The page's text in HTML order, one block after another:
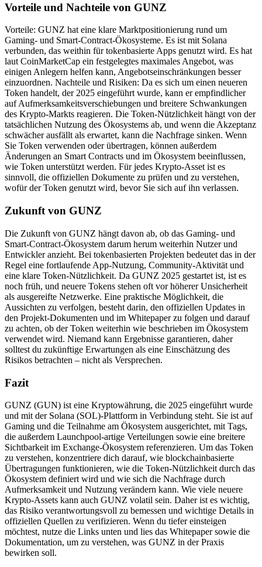
Vorteile und Nachteile von GUNZ
Vorteile: GUNZ hat eine klare Marktpositionierung rund um
Gaming- und Smart-Contract-Ökosysteme. Es ist mit Solana
verbunden, das weithin für tokenbasierte Apps genutzt wird. Es hat
laut CoinMarketCap ein festgelegtes maximales Angebot, was
einigen Anlegern helfen kann, Angebotseinschränkungen besser
einzuordnen. Nachteile und Risiken: Da es sich um einen neueren
Token handelt, der 2025 eingeführt wurde, kann er empfindlicher
auf Aufmerksamkeitsverschiebungen und breitere Schwankungen
des Krypto-Markts reagieren. Die Token-Nützlichkeit hängt von der
tatsächlichen Nutzung des Ökosystems ab, und wenn die Akzeptanz
schwächer ausfällt als erwartet, kann die Nachfrage sinken. Wenn
Sie Token verwenden oder übertragen, können außerdem
Änderungen an Smart Contracts und im Ökosystem beeinflussen,
wie Token unterstützt werden. Für jedes Krypto-Asset ist es
sinnvoll, die offiziellen Dokumente zu prüfen und zu verstehen,
wofür der Token genutzt wird, bevor Sie sich auf ihn verlassen.
Zukunft von GUNZ
Die Zukunft von GUNZ hängt davon ab, ob das Gaming- und
Smart-Contract-Ökosystem darum herum weiterhin Nutzer und
Entwickler anzieht. Bei tokenbasierten Projekten bedeutet das in der
Regel eine fortlaufende App-Nutzung, Community-Aktivität und
eine klare Token-Nützlichkeit. Da GUNZ 2025 gestartet ist, ist es
noch früh, und neuere Tokens stehen oft vor höherer Unsicherheit
als ausgereifte Netzwerke. Eine praktische Möglichkeit, die
Aussichten zu verfolgen, besteht darin, den offiziellen Updates in
den Projekt-Dokumenten und im Whitepaper zu folgen und darauf
zu achten, ob der Token weiterhin wie beschrieben im Ökosystem
verwendet wird. Niemand kann Ergebnisse garantieren, daher
solltest du zukünftige Erwartungen als eine Einschätzung des
Risikos betrachten – nicht als Versprechen.
Fazit
GUNZ (GUN) ist eine Kryptowährung, die 2025 eingeführt wurde
und mit der Solana (SOL)-Plattform in Verbindung steht. Sie ist auf
Gaming und die Teilnahme am Ökosystem ausgerichtet, mit Tags,
die außerdem Launchpool-artige Verteilungen sowie eine breitere
Sichtbarkeit im Exchange-Ökosystem referenzieren. Um das Token
zu verstehen, konzentriere dich darauf, wie blockchainbasierte
Übertragungen funktionieren, wie die Token-Nützlichkeit durch das
Ökosystem definiert wird und wie sich die Nachfrage durch
Aufmerksamkeit und Nutzung verändern kann. Wie viele neuere
Krypto-Assets kann auch GUNZ volatil sein. Daher ist es wichtig,
das Risiko verantwortungsvoll zu bemessen und wichtige Details in
offiziellen Quellen zu verifizieren. Wenn du tiefer einsteigen
möchtest, nutze die Links unten und lies das Whitepaper sowie die
Dokumentation, um zu verstehen, was GUNZ in der Praxis
bewirken soll.